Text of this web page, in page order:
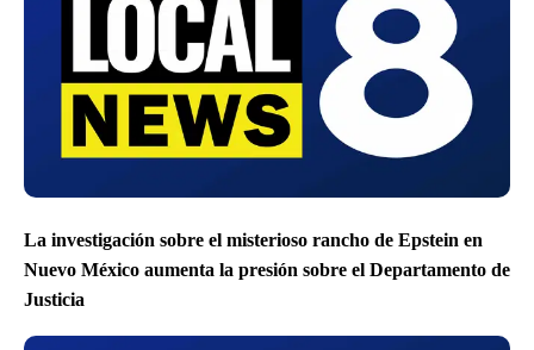
La investigación sobre el misterioso rancho de Epstein en
Nuevo México aumenta la presión sobre el Departamento de
Justicia